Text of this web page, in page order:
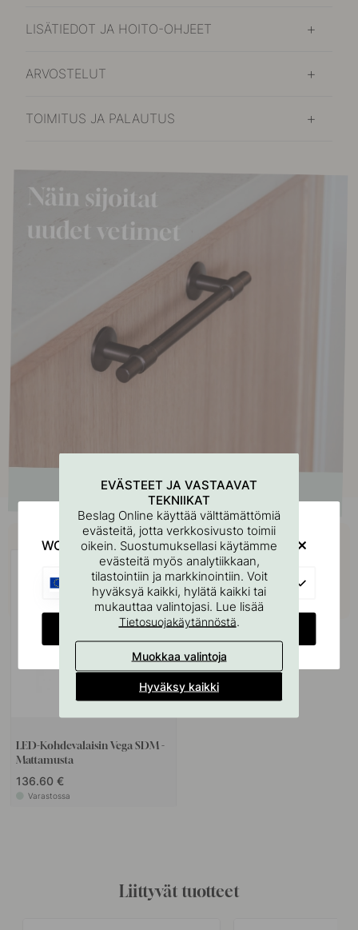
LISÄTIEDOT JA HOITO-OHJEET
ARVOSTELUT
TOIMITUS JA PALAUTUS
Osta yhdessä
LED-Kohdevalaisin Vega SDM -
Mattamusta
136.60 €
Varastossa
Liittyvät tuotteet
EVÄSTEET JA VASTAAVAT
TEKNIIKAT
Beslag Online käyttää välttämättömiä
evästeitä, jotta verkkosivusto toimii
oikein. Suostumuksellasi käytämme
evästeitä myös analytiikkaan,
tilastointiin ja markkinointiin. Voit
hyväksyä kaikki, hylätä kaikki tai
mukauttaa valintojasi. Lue lisää
Tietosuojakäytännöstä.
Muokkaa valintoja
Hyväksy kaikki
WOULD YOU RATHER VISIT?
EU
CHANGE COUNTRY